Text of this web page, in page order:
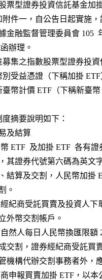
票型證券投資信託基金加
規定如附件一，自公告日起實施
金融監督管理委員會 105
號函辦理。
、經核准募集之指數股票型證
掛其他幣別受益憑證（下稱
僅開放新臺幣計價 ETF（下
。
關制度摘要說明如下：
）交易及結算
1.新台幣 ETF  及加掛
計價，其證券代號第
撮合、結算及交割，
算交割。
2.證券經紀商受託買賣及
成開立外幣交割帳戶。
3.目前自然人每日人民幣
時完成交割，證券經
由保管機構代辦交割
4.證券商申報買賣加掛